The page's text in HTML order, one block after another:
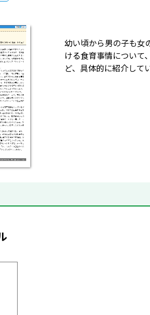
幼い頃から男の子も女
ける食育事情について
ど、具体的に紹介して